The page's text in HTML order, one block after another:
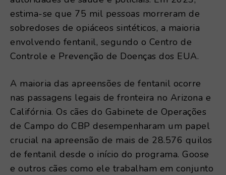
estima-se que 75 mil pessoas morreram de
sobredoses de opiáceos sintéticos, a maioria
envolvendo fentanil, segundo o Centro de
Controle e Prevenção de Doenças dos EUA.
A maioria das apreensões de fentanil ocorre
nas passagens legais de fronteira no Arizona e
Califórnia. Os cães do Gabinete de Operações
de Campo do CBP desempenharam um papel
crucial na apreensão de mais de 28.576 quilos
de fentanil desde o início do programa. Goose
e outros cães como ele trabalham em conjunto